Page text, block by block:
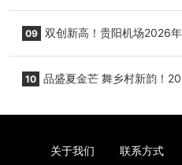
09 双创新高！贵阳机场2026
10 品盛夏金芒 舞乡村新韵！
关于我们 联系方式